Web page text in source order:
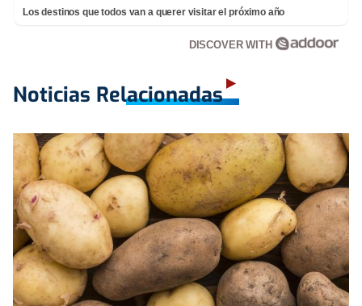
Los destinos que todos van a querer visitar el próximo año
DISCOVER WITH
Noticias Relacionadas